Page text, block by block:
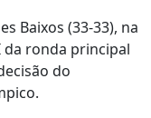
Baixos (33-33), na
ronda principal
do